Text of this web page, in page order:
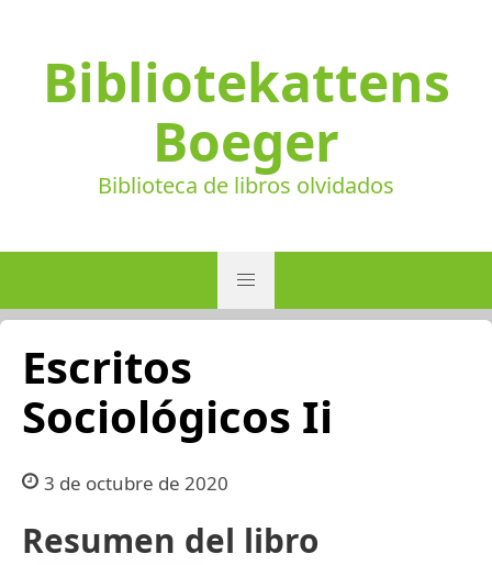
Bibliotekattens
Boeger
Biblioteca de libros olvidados
Escritos
Sociológicos Ii
3 de octubre de 2020
Resumen del libro